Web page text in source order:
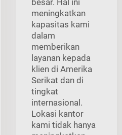
meningkatkan
kapasitas kami
dalam
memberikan
layanan kepada
klien di Amerika
Serikat dan di
tingkat
internasional.
Lokasi kantor
kami tidak hanya